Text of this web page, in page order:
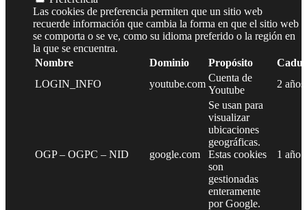
Las cookies de preferencia permiten que un sitio web
recuerde información que cambia la forma en que el sitio web
se comporta o se ve, como su idioma preferido o la región en
la que se encuentra.
Nombre
Dominio Propósito
LOGIN_INFO
youtube.com
Cuenta de
Youtube
2 años
OGP – OGPC – NID google.com
Se usan para
visualizar
ubicaciones
geográficas.
Estas cookies
son
gestionadas
enteramente
por Google.
1 año